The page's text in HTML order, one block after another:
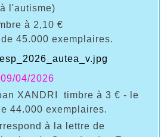
à l'autisme)
à 2,10 €
45.000 exemplaires.
09/04/2026
XANDRI timbre à 3 € - le
44.000 exemplaires.
à la lettre de